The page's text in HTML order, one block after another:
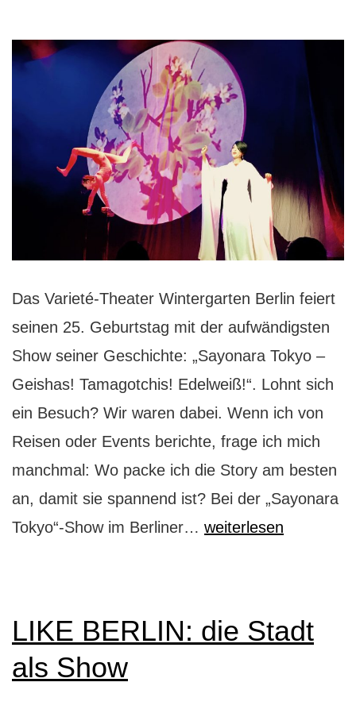
Das Varieté-Theater Wintergarten Berlin feiert
seinen 25. Geburtstag mit der aufwändigsten
Show seiner Geschichte: „Sayonara Tokyo –
Geishas! Tamagotchis! Edelweiß!“. Lohnt sich
ein Besuch? Wir waren dabei. Wenn ich von
Reisen oder Events berichte, frage ich mich
manchmal: Wo packe ich die Story am besten
an, damit sie spannend ist? Bei der „Sayonara
Tokyo“-Show im Berliner… Sayonara
und
weiterlesen
LIKE BERLIN: die Stadt
als Show